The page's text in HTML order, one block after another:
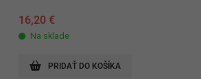
16,20 €
Na sklade
PRIDAŤ DO KOŠÍKA